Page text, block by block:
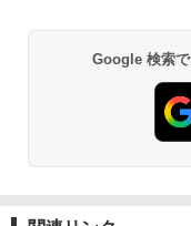
Google 検索